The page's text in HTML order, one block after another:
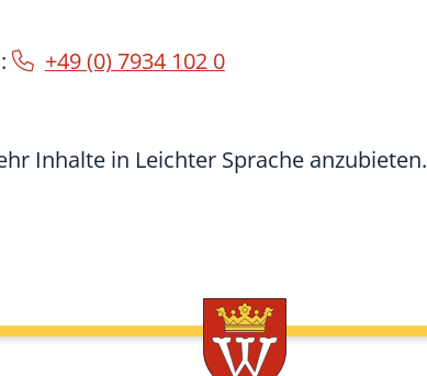
+49 (0) 7934 102 0
Inhalte in Leichter Sprache anzubieten.